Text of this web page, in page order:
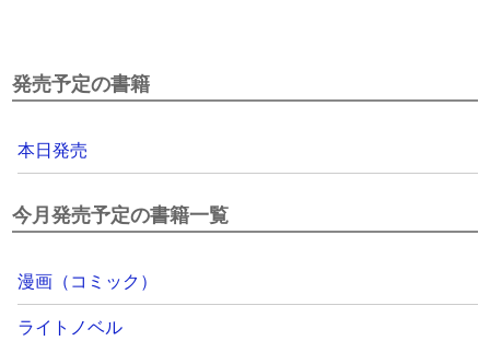
発売予定の書籍
本日発売
今月発売予定の書籍一覧
漫画（コミック）
ライトノベル